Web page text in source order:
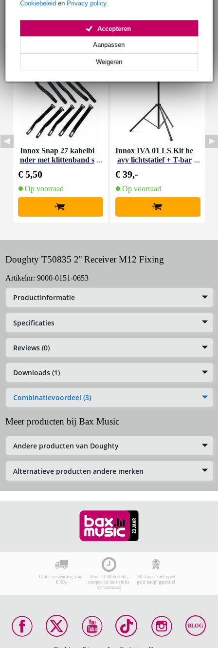
Cookiebeleid en Privacy policy.
Weigeren
Aanpassen
Accepteren
Innox Snap 27 kabelbi
nder met klittenband s
€ 5,50
Op voorraad
+
Innox IVA 01 LS Kit he
avy lichtstatief + T-bar
€ 39,-
Op voorraad
+
Doughty T50835 2'' Receiver M12 Fixing
Artikelnr: 9000-0151-0653
Productinformatie
Specificaties
Reviews (0)
Downloads (1)
Combinatievoordeel (3)
Meer producten bij Bax Music
Andere producten van Doughty
Alternatieve producten andere merken
Gratis verzending vanaf
€ 99,-
Voor 23:00 besteld,
morgen in huis (mits
op voorraad)
30 dagen 'niet goed
geld terug' garantie!
BLOG